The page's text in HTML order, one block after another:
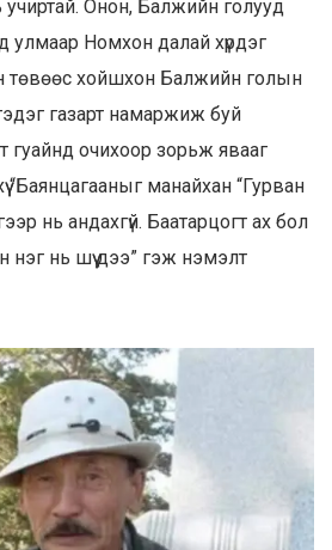
Онон, Балжийн голууд
улмаар Номхон далай хүрдэг
төвөөс хойшхон Балжийн голын
газарт намаржиж буй
очихоор зорьж явааг
“Баянцагааныг манайхан “Гурван
нь андахгүй. Баатарцогт ах бол
нэг нь шүү дээ” гэж нэмэлт